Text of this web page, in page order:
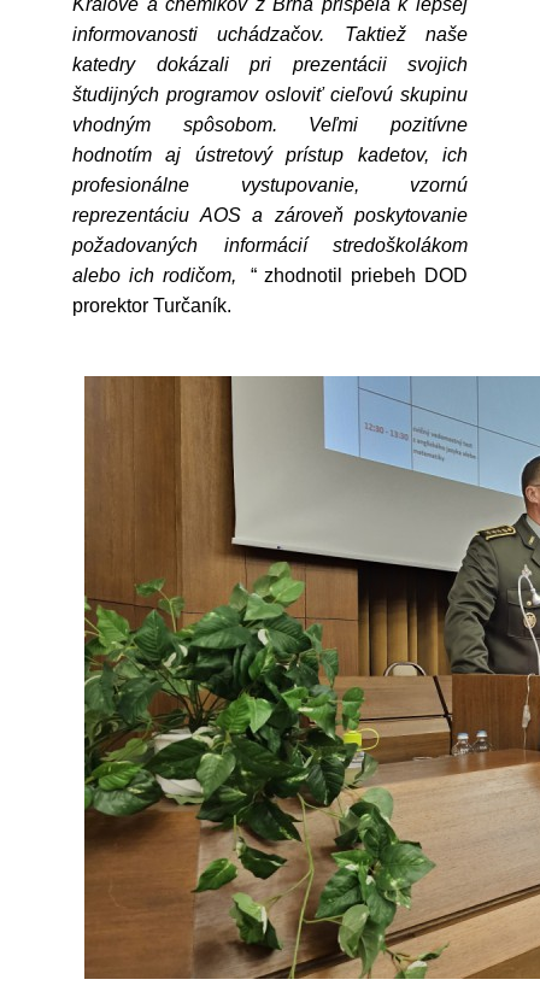
Králové a chemikov z Brna prispela k lepšej
informovanosti uchádzačov. Taktiež naše
katedry dokázali pri prezentácii svojich
študijných programov osloviť cieľovú skupinu
vhodným spôsobom. Veľmi pozitívne
hodnotím aj ústretový prístup kadetov, ich
profesionálne vystupovanie, vzornú
reprezentáciu AOS a zároveň poskytovanie
požadovaných informácií stredoškolákom
alebo ich rodičom,
“ zhodnotil priebeh DOD
prorektor Turčaník.